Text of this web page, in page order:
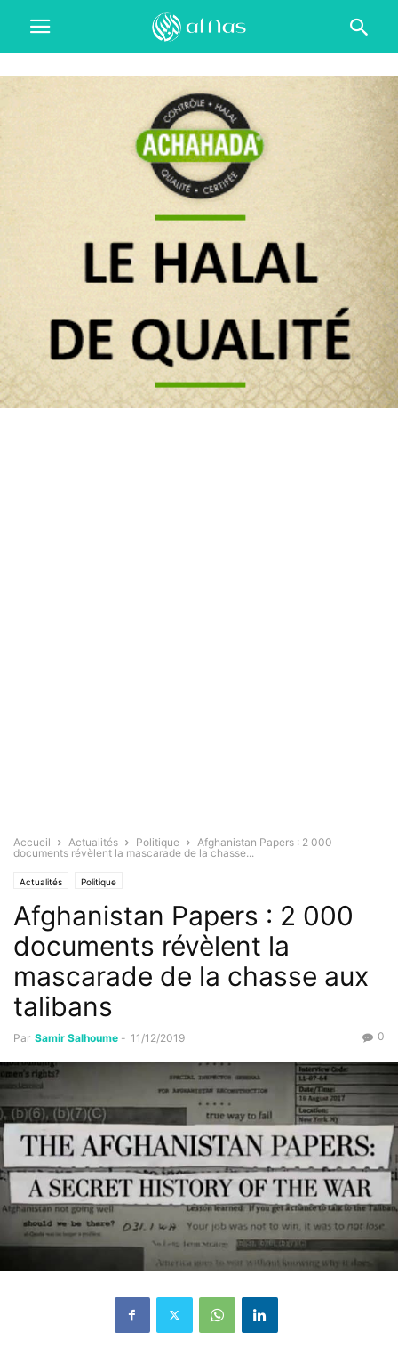
Accueil Actualités Politique
Afghanistan Papers : 2 000
documents révèlent la mascarade de la chasse...
Actualités Politique
Afghanistan Papers : 2 000
documents révèlent la
mascarade de la chasse aux
talibans
Par Samir Salhoume - 11/12/2019 0